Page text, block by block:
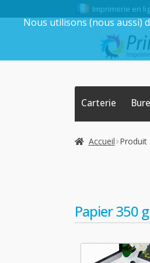
Imprimerie en
Aller
à
la
Aller
au
contenu
Carterie
Accueil Produit
Papier 350
Nous utilisons (nous aussi)